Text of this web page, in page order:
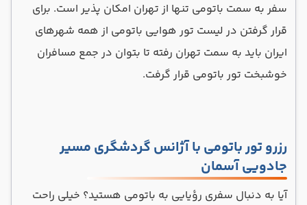
سفر به سمت باتومی تنها از تهران امکان پذیر است. برای
قرار گرفتن در لیست تور هوایی باتومی از همه شهرهای
ایران باید به سمت تهران رفته تا بتوان در جمع مسافران
خوشبخت تور باتومی قرار گرفت.
رزرو تور باتومی با آژانس گردشگری مسیر
جادویی آسمان
آیا به دنبال سفری رؤیایی به باتومی هستید؟ خیلی راحت